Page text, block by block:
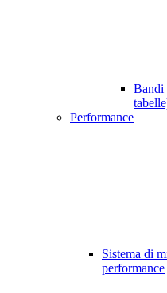
Bandi
Performance
Sistema di
performance